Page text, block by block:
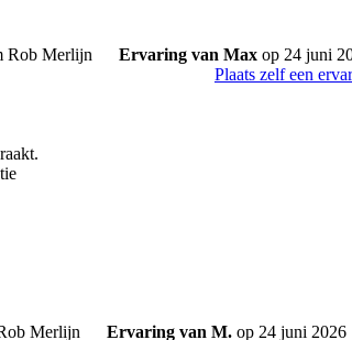
Ervaring van Max op 24 juni
Plaats zelf een
Ervaring van M. op 24 juni 2026